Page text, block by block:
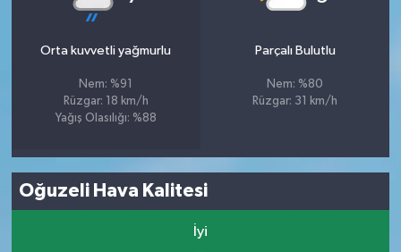
Orta kuvvetli yağmurlu
Nem: %91
Rüzgar: 18 km/h
Yağış Olasılığı: %88
Parçalı Bulutlu
Nem: %80
Rüzgar: 31 km/h
Oğuzeli Hava Kalitesi
İyi